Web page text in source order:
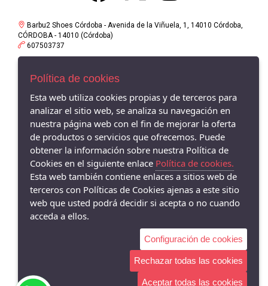
Barbu2 Shoes Córdoba - Avenida de la Viñuela, 1, 14010 Córdoba,
CÓRDOBA - 14010 (Córdoba)
607503737
Política de cookies
Esta web utiliza cookies propias y de terceros para
analizar el sitio web, se analiza su navegación en
nuestra página web con el fin de mejorar la oferta
de productos o servicios que ofrecemos. Puede
obtener la información sobre nuestra Política de
Cookies en el siguiente enlace Política de cookies.
Esta web también contiene enlaces a sitios web de
terceros con Políticas de Cookies ajenas a este sitio
web que usted podrá decidir si acepta o no cuando
acceda a ellos.
Configuración de cookies
Rechazar todas las cookies
Aceptar todas las cookies